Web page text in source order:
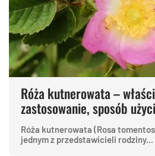
Róża kutnerowata –
zastosowanie, sposób
Róża kutnerowata (Rosa
jednym z przedstawicieli rodziny...